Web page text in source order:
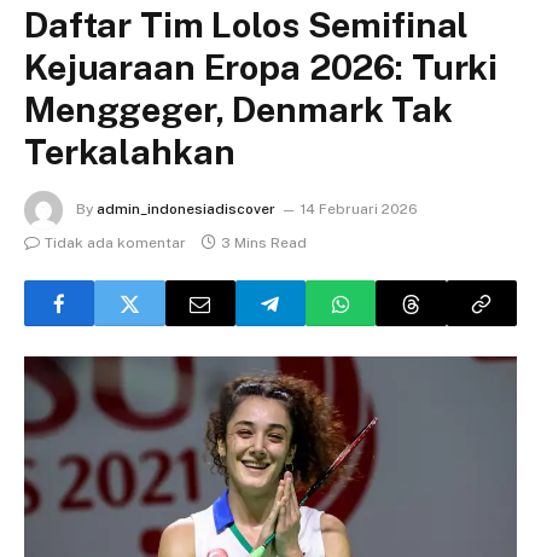
Daftar Tim Lolos Semifinal
Kejuaraan Eropa 2026: Turki
Menggeger, Denmark Tak
Terkalahkan
By admin_indonesiadiscover
14 Februari 2026
Tidak ada komentar
3 Mins Read